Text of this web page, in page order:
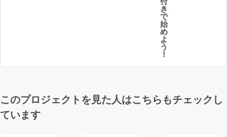
き
で
始
め
よ
う
！
このプロジェクトを見た人はこちらもチェックし
ています